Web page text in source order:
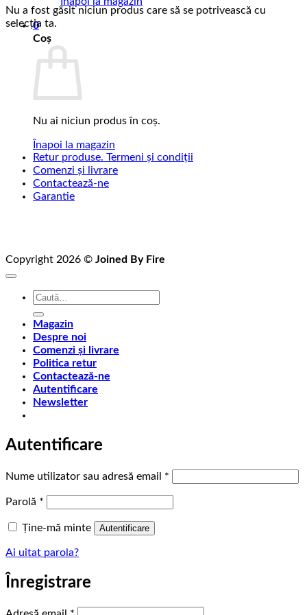
0
Coș
Nu ai niciun produs în coș.
Înapoi la magazin
Nu a fost găsit niciun produs care să se potrivească cu
selecția ta.
Retur produse. Termeni și condiții
Comenzi și livrare
Contactează-ne
Garantie
Copyright 2026 © Joined By Fire
Caută
Magazin
Despre noi
Comenzi și livrare
Politica retur
Contactează-ne
Autentificare
Newsletter
Autentificare
Nume utilizator sau adresă email *
Parolă *
Ține-mă minte Autentificare
Ai uitat parola?
Înregistrare